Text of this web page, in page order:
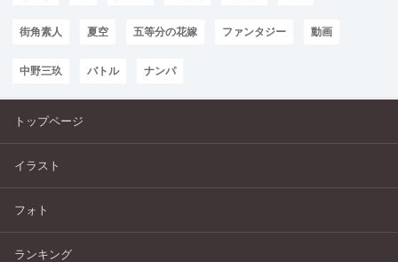
街角素人 夏空 五等分の花嫁 ファンタジー 動画
中野三玖 バトル ナンパ
トップページ
イラスト
フォト
ランキング